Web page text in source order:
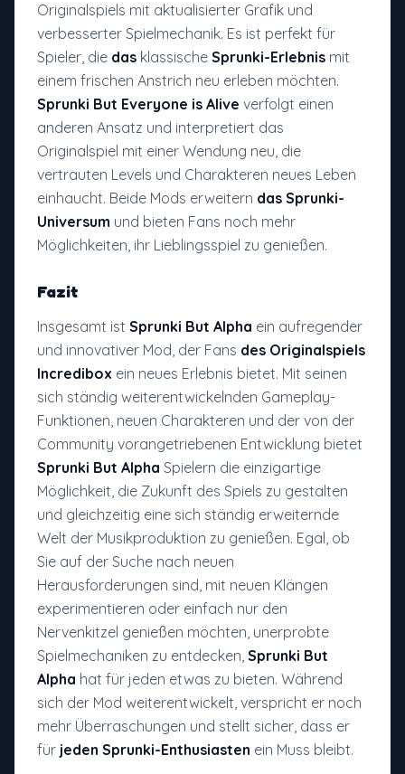
Originalspiels mit aktualisierter Grafik und
verbesserter Spielmechanik. Es ist perfekt für
Spieler, die das klassische Sprunki-Erlebnis mit
einem frischen Anstrich neu erleben möchten.
Sprunki But Everyone is Alive verfolgt einen
anderen Ansatz und interpretiert das
Originalspiel mit einer Wendung neu, die
vertrauten Levels und Charakteren neues Leben
einhaucht. Beide Mods erweitern das Sprunki-
Universum und bieten Fans noch mehr
Möglichkeiten, ihr Lieblingsspiel zu genießen.
Fazit
Insgesamt ist Sprunki But Alpha ein aufregender
und innovativer Mod, der Fans des Originalspiels
Incredibox ein neues Erlebnis bietet. Mit seinen
sich ständig weiterentwickelnden Gameplay-
Funktionen, neuen Charakteren und der von der
Community vorangetriebenen Entwicklung bietet
Sprunki But Alpha Spielern die einzigartige
Möglichkeit, die Zukunft des Spiels zu gestalten
und gleichzeitig eine sich ständig erweiternde
Welt der Musikproduktion zu genießen. Egal, ob
Sie auf der Suche nach neuen
Herausforderungen sind, mit neuen Klängen
experimentieren oder einfach nur den
Nervenkitzel genießen möchten, unerprobte
Spielmechaniken zu entdecken, Sprunki But
Alpha hat für jeden etwas zu bieten. Während
sich der Mod weiterentwickelt, verspricht er noch
mehr Überraschungen und stellt sicher, dass er
für jeden Sprunki-Enthusiasten ein Muss bleibt.